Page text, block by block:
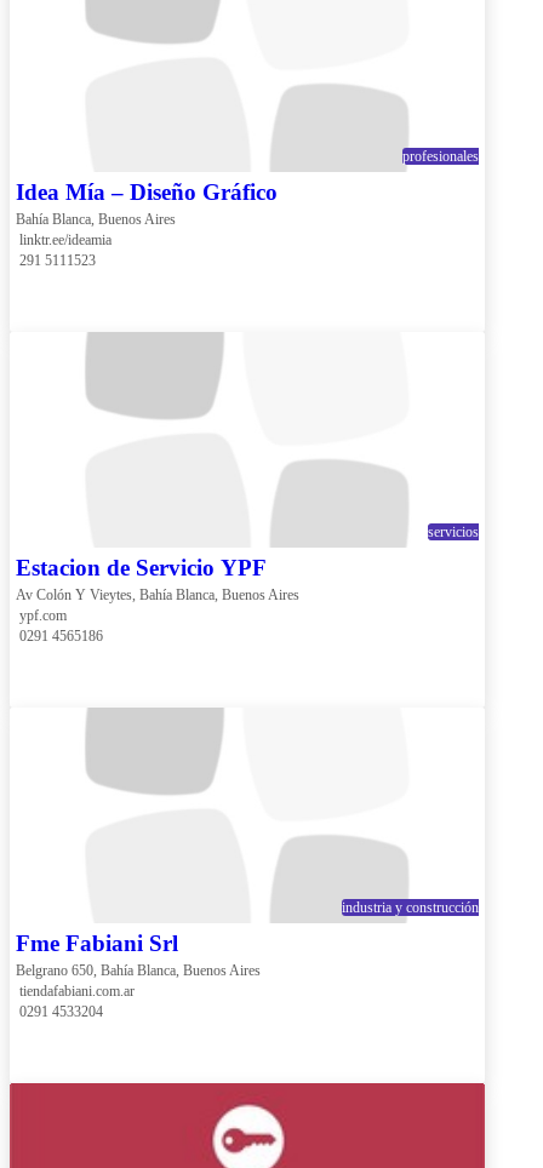
profesionales
Idea Mía – Diseño Gráfico
Bahía Blanca, Buenos Aires
linktr.ee/ideamia
291 5111523
servicios
Estacion de Servicio YPF
Av Colón Y Vieytes, Bahía Blanca, Buenos Aires
ypf.com
0291 4565186
industria y construcción
Fme Fabiani Srl
Belgrano 650, Bahía Blanca, Buenos Aires
tiendafabiani.com.ar
0291 4533204